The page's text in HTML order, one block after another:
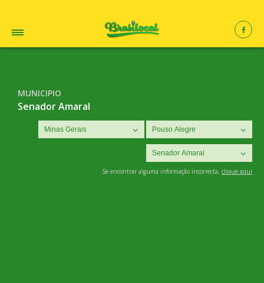
MUNICIPIO
Senador Amaral
Se encontrar alguma informação incorrecta, clique aqui